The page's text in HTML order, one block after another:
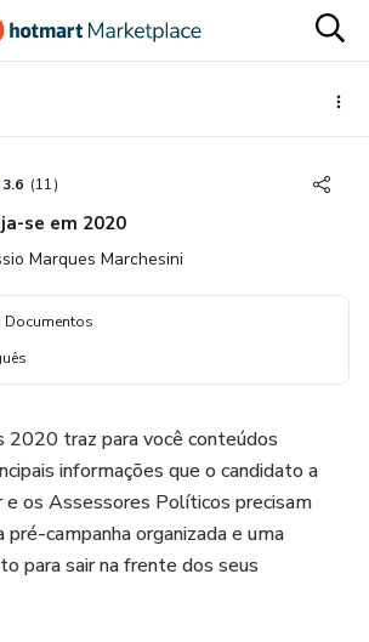
3.6 (11)
se em 2020
Marques Marchesini
Documentos
2020 traz para você conteúdos
informações que o candidato a
e os Assessores Políticos precisam
campanha organizada e uma
para sair na frente dos seus